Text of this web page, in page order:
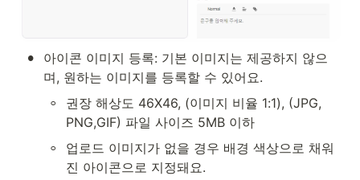
•
아이콘 이미지 등록: 기본 이미지는 제공하지 않으
며, 원하는 이미지를 등록할 수 있어요.
◦
권장 해상도 46X46, (이미지 비율 1:1), (JPG,
PNG,GIF) 파일 사이즈 5MB 이하
◦
업로드 이미지가 없을 경우 배경 색상으로 채워
진 아이콘으로 지정돼요.